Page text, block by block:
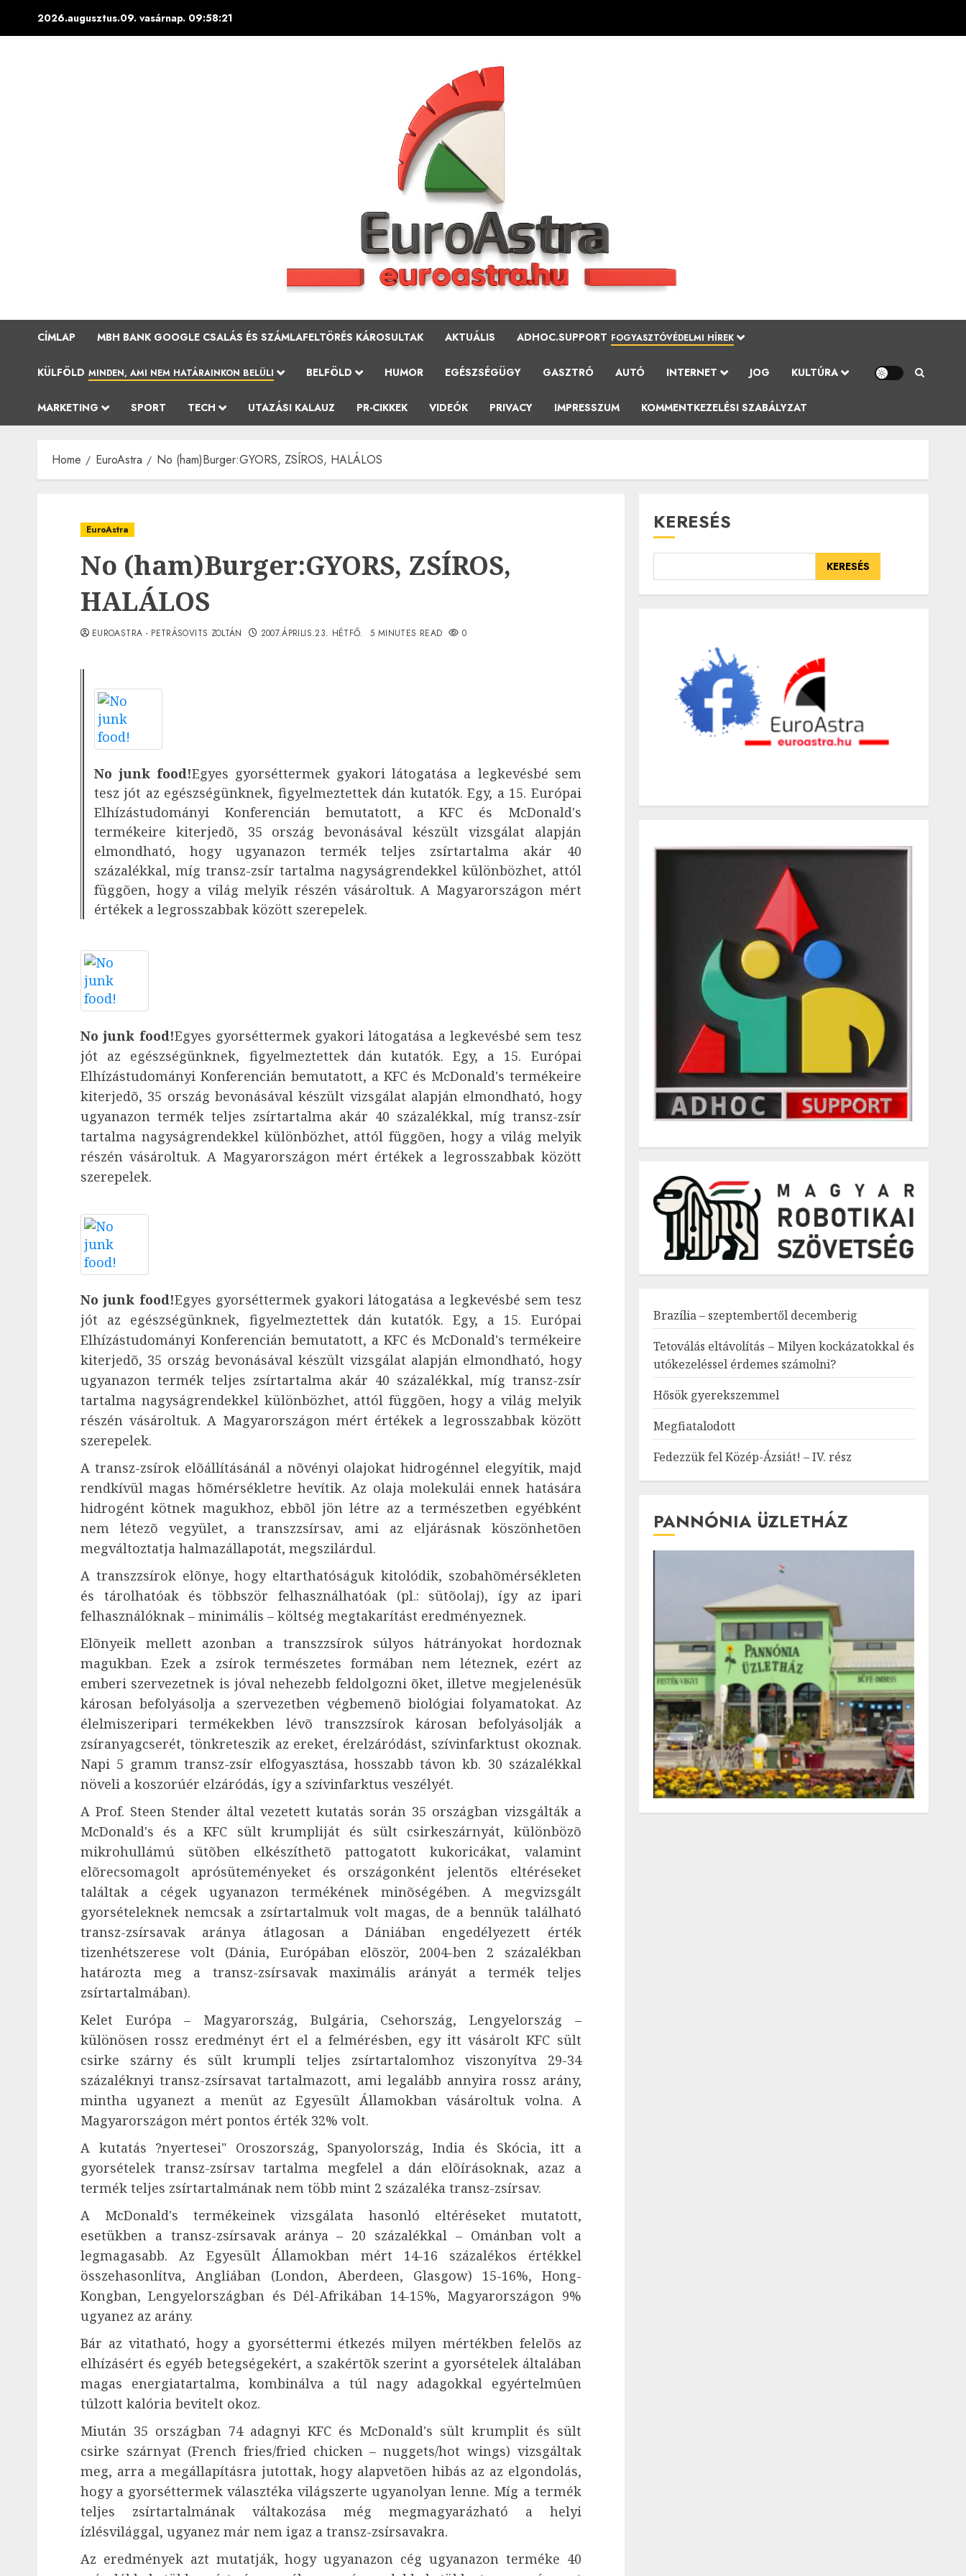
2026.augusztus.09. vasárnap. 09:58:22
CÍMLAP MBH BANK GOOGLE CSALÁS ÉS SZÁMLAFELTÖRÉS KÁROSULTAK AKTUÁLIS ADHOC.SUPPORT FOGYASZTÓVÉDELMI HÍREK
KÜLFÖLD MINDEN, AMI NEM HATÁRAINKON BELÜLI BELFÖLD HUMOR EGÉSZSÉGÜGY GASZTRÓ AUTÓ INTERNET JOG KULTÚRA
MARKETING SPORT TECH UTAZÁSI KALAUZ PR-CIKKEK VIDEÓK PRIVACY IMPRESSZUM KOMMENTKEZELÉSI SZABÁLYZAT
Home EuroAstra No (ham)Burger:GYORS, ZSÍROS, HALÁLOS
EuroAstra
No (ham)Burger:GYORS, ZSÍROS,
HALÁLOS
EUROASTRA - PETRÁSOVITS ZOLTÁN 2007.ÁPRILIS.23. HÉTFŐ. 5 MINUTES READ 0
No junk food!Egyes gyorséttermek gyakori látogatása a legkevésbé sem
tesz jót az egészségünknek, figyelmeztettek dán kutatók. Egy, a 15. Európai
Elhízástudományi Konferencián bemutatott, a KFC és McDonald's
termékeire kiterjedõ, 35 ország bevonásával készült vizsgálat alapján
elmondható, hogy ugyanazon termék teljes zsírtartalma akár 40
százalékkal, míg transz-zsír tartalma nagyságrendekkel különbözhet, attól
függõen, hogy a világ melyik részén vásároltuk. A Magyarországon mért
értékek a legrosszabbak között szerepelek.
No junk food!Egyes gyorséttermek gyakori látogatása a legkevésbé sem tesz
jót az egészségünknek, figyelmeztettek dán kutatók. Egy, a 15. Európai
Elhízástudományi Konferencián bemutatott, a KFC és McDonald's termékeire
kiterjedõ, 35 ország bevonásával készült vizsgálat alapján elmondható, hogy
ugyanazon termék teljes zsírtartalma akár 40 százalékkal, míg transz-zsír
tartalma nagyságrendekkel különbözhet, attól függõen, hogy a világ melyik
részén vásároltuk. A Magyarországon mért értékek a legrosszabbak között
szerepelek.
No junk food!Egyes gyorséttermek gyakori látogatása a legkevésbé sem tesz
jót az egészségünknek, figyelmeztettek dán kutatók. Egy, a 15. Európai
Elhízástudományi Konferencián bemutatott, a KFC és McDonald's termékeire
kiterjedõ, 35 ország bevonásával készült vizsgálat alapján elmondható, hogy
ugyanazon termék teljes zsírtartalma akár 40 százalékkal, míg transz-zsír
tartalma nagyságrendekkel különbözhet, attól függõen, hogy a világ melyik
részén vásároltuk. A Magyarországon mért értékek a legrosszabbak között
szerepelek.
A transz-zsírok elõállításánál a nõvényi olajokat hidrogénnel elegyítik, majd
rendkívül magas hõmérsékletre hevítik. Az olaja molekulái ennek hatására
hidrogént kötnek magukhoz, ebbõl jön létre az a természetben egyébként
nem létezõ vegyület, a transzzsírsav, ami az eljárásnak köszönhetõen
megváltoztatja halmazállapotát, megszilárdul.
A transzzsírok elõnye, hogy eltarthatóságuk kitolódik, szobahõmérsékleten
és tárolhatóak és többször felhasználhatóak (pl.: sütõolaj), így az ipari
felhasználóknak – minimális – költség megtakarítást eredményeznek.
Elõnyeik mellett azonban a transzzsírok súlyos hátrányokat hordoznak
magukban. Ezek a zsírok természetes formában nem léteznek, ezért az
emberi szervezetnek is jóval nehezebb feldolgozni õket, illetve megjelenésük
károsan befolyásolja a szervezetben végbemenõ biológiai folyamatokat. Az
élelmiszeripari termékekben lévõ transzzsírok károsan befolyásolják a
zsíranyagcserét, tönkreteszik az ereket, érelzáródást, szívinfarktust okoznak.
Napi 5 gramm transz-zsír elfogyasztása, hosszabb távon kb. 30 százalékkal
növeli a koszorúér elzáródás, így a szívinfarktus veszélyét.
A Prof. Steen Stender által vezetett kutatás során 35 országban vizsgálták a
McDonald's és a KFC sült krumpliját és sült csirkeszárnyát, különbözõ
mikrohullámú sütõben elkészíthetõ pattogatott kukoricákat, valamint
elõrecsomagolt aprósüteményeket és országonként jelentõs eltéréseket
találtak a cégek ugyanazon termékének minõségében. A megvizsgált
gyorsételeknek nemcsak a zsírtartalmuk volt magas, de a bennük található
transz-zsírsavak aránya átlagosan a Dániában engedélyezett érték
tizenhétszerese volt (Dánia, Európában elõször, 2004-ben 2 százalékban
határozta meg a transz-zsírsavak maximális arányát a termék teljes
zsírtartalmában).
Kelet Európa – Magyarország, Bulgária, Csehország, Lengyelország –
különösen rossz eredményt ért el a felmérésben, egy itt vásárolt KFC sült
csirke szárny és sült krumpli teljes zsírtartalomhoz viszonyítva 29-34
százaléknyi transz-zsírsavat tartalmazott, ami legalább annyira rossz arány,
mintha ugyanezt a menüt az Egyesült Államokban vásároltuk volna. A
Magyarországon mért pontos érték 32% volt.
A kutatás ?nyertesei" Oroszország, Spanyolország, India és Skócia, itt a
gyorsételek transz-zsírsav tartalma megfelel a dán elõírásoknak, azaz a
termék teljes zsírtartalmának nem több mint 2 százaléka transz-zsírsav.
A McDonald's termékeinek vizsgálata hasonló eltéréseket mutatott,
esetükben a transz-zsírsavak aránya – 20 százalékkal – Ománban volt a
legmagasabb. Az Egyesült Államokban mért 14-16 százalékos értékkel
összehasonlítva, Angliában (London, Aberdeen, Glasgow) 15-16%, Hong-
Kongban, Lengyelországban és Dél-Afrikában 14-15%, Magyarországon 9%
ugyanez az arány.
Bár az vitatható, hogy a gyorséttermi étkezés milyen mértékben felelõs az
elhízásért és egyéb betegségekért, a szakértõk szerint a gyorsételek általában
magas energiatartalma, kombinálva a túl nagy adagokkal egyértelmûen
túlzott kalória bevitelt okoz.
Miután 35 országban 74 adagnyi KFC és McDonald's sült krumplit és sült
csirke szárnyat (French fries/fried chicken – nuggets/hot wings) vizsgáltak
meg, arra a megállapításra jutottak, hogy alapvetõen hibás az az elgondolás,
hogy a gyorséttermek választéka világszerte ugyanolyan lenne. Míg a termék
teljes zsírtartalmának váltakozása még megmagyarázható a helyi
ízlésvilággal, ugyanez már nem igaz a transz-zsírsavakra.
Az eredmények azt mutatják, hogy ugyanazon cég ugyanazon terméke 40
KERESÉS
KERESÉS
Brazília – szeptembertől decemberig
Tetoválás eltávolítás – Milyen kockázatokkal és
utókezeléssel érdemes számolni?
Hősök gyerekszemmel
Megfiatalodott
Fedezzük fel Közép-Ázsiát! – IV. rész
PANNÓNIA ÜZLETHÁZ